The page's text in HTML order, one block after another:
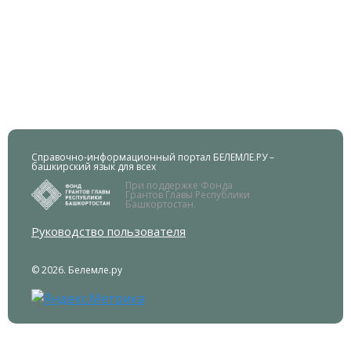
Справочно-информационный портал БЕЛЕМЛЕ.РУ –
башкирский язык для всех
При поддержке Фонда
Грантов Главы Республики
Башкортостан.
Руководство пользователя
© 2026. Белемле.ру